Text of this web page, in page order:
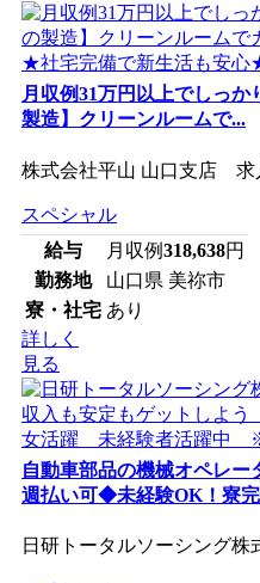
月収例31万円以上でしっ
製造】クリーンルームで...
株式会社平山 山口支店 求
スペシャル
給与
月収例318,638円
勤務地
山口県 美祢市
寮・社宅 あり
詳しく
見る
自動車部品の機械オペレー
週払い可◆未経験OK！寮
日研トータルソーシング